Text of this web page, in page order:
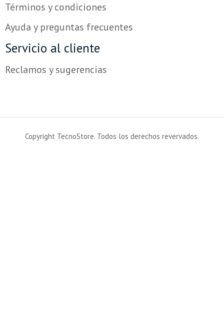
Términos y condiciones
Ayuda y preguntas frecuentes
Servicio al cliente
Reclamos y sugerencias
Copyright TecnoStore. Todos los derechos revervados.